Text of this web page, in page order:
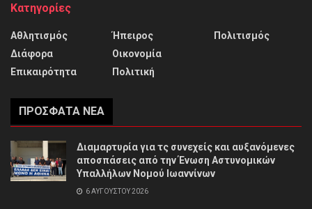
Κατηγορίες
Αθλητισμός
Διάφορα
Επικαιρότητα
Ήπειρος
Οικονομία
Πολιτική
Πολιτισμός
ΠΡΌΣΦΑΤΑ ΝΈΑ
Διαμαρτυρία για τς συνεχείς και αυξανόμενες
αποσπάσεις από την Ένωση Αστυνομικών
Υπαλλήλων Νομού Ιωαννίνων
6 ΑΥΓΟΎΣΤΟΥ 2026